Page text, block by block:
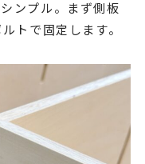
ンプル。まず側板
トで固定します。